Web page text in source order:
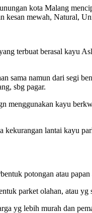
kota Malang
kesan mewah, Natural,
terbuat berasal kayu
sama namun dari segi
sbg pagar.
kayu
lantai kayu
potongan atau papan
parket olahan, atau
yg lebih murah dan